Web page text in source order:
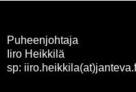
Puheenjohtaja
Iiro Heikkilä
sp: